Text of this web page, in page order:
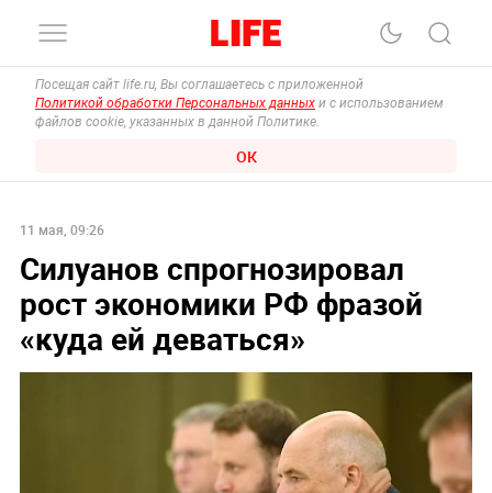
Посещая сайт life.ru, Вы соглашаетесь с приложенной
Политикой обработки Персональных данных и с использованием
файлов cookie, указанных в данной Политике.
ОК
11 мая, 09:26
Силуанов спрогнозировал
рост экономики РФ фразой
«куда ей деваться»